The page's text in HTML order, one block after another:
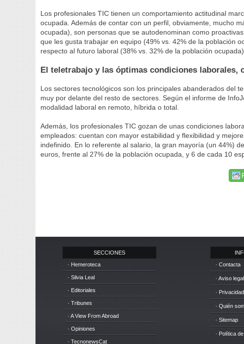
Los profesionales TIC tienen un comportamiento actitudinal
ocupada. Además de contar con un perfil, obviamente, mucho
ocupada), son personas que se autodenominan como
que les gusta trabajar en equipo (49% vs. 42% de la población
respecto al futuro laboral (38% vs. 32% de la población ocupada).
El teletrabajo y las óptimas condiciones laborales,
Los sectores tecnológicos son los principales abanderados del
muy por delante del resto de sectores. Según el informe de
modalidad laboral en remoto, híbrida o total.
Además, los profesionales TIC gozan de unas condiciones
empleados: cuentan con mayor estabilidad y flexibilidad y
indefinido. En lo referente al salario, la gran mayoría (un 44%)
euros, frente al 27% de la población ocupada, y 6 de cada 10
SECCIONES
· Hemeroteca
· Silvia Leal
· Editoriales
· Tribunes
· A View From Abroad
· Opiniones
· TecnonewsCat
· Contacta
· Aviso legal
· Privacidad
· Quién
· Sitemap
· Política